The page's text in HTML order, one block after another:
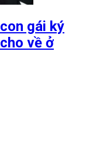
gái ký
về ở